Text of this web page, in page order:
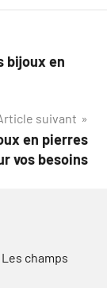
bijoux en
suivant
en pierres
vos besoins
Les champs